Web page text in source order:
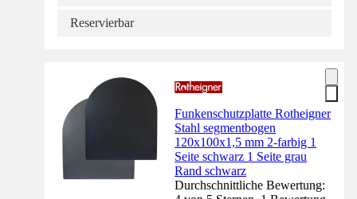
Reservierbar
Funkenschutzplatte Rotheigner
Stahl segmentbogen
120x100x1,5 mm 2-farbig 1
Seite schwarz 1 Seite grau
Rand schwarz
Durchschnittliche Bewertung: